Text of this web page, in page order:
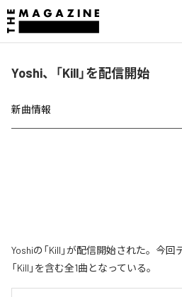
Yoshi、「Kill」を配信開始
新曲情報
Yoshiの「Kill」が配信開始された。今
「Kill」を含む全1曲となっている。